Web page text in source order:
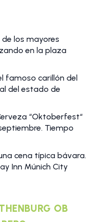
los mayores
en la plaza
famoso carillón del
del estado de
“Oktoberfest“
Tiempo
cena típica bávara.
Inn Múnich City
OB